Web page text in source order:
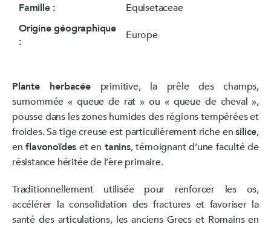
Famille :
Equisetaceae
Origine géographique
:
Europe
Plante herbacéeprimitive, la prêle des champs,
surnommée « queue de rat » ou « queue de cheval »,
pousse dans les zones humides des régions tempérées et
froides. Sa tige creuse est particulièrement riche ensilice,
enflavonoïdes et en tanins, témoignant d’une faculté de
résistance héritée de l’ère primaire.
Traditionnellement utilisée pour renforcer les os,
accélérer la consolidation des fractures et favoriser la
santé des articulations, les anciens Grecs et Romains en